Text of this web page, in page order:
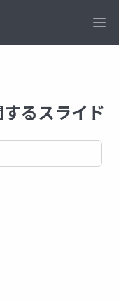
るスライド